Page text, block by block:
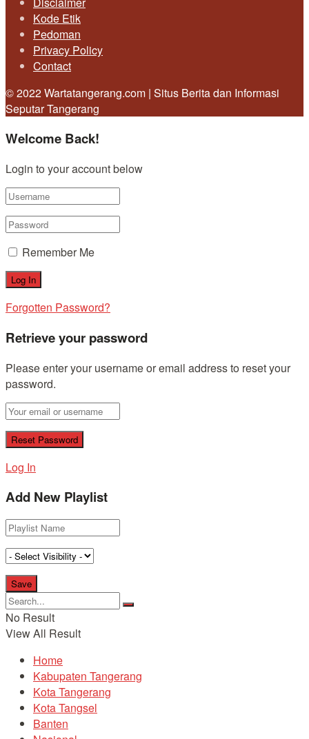
Kode Etik
Pedoman
Privacy Policy
Contact
© 2022 Wartatangerang.com | Situs Berita dan Informasi
Seputar Tangerang
Welcome Back!
Login to your account below
Remember Me
Forgotten Password?
Retrieve your password
Please enter your username or email address to reset your
password.
Log In
Add New Playlist
No Result
View All Result
Home
Kabupaten Tangerang
Kota Tangerang
Kota Tangsel
Banten